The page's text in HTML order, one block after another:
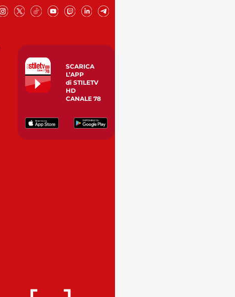
SCARICA
L’APP
di STILETV
HD
CANALE 78